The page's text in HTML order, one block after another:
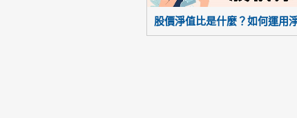
股價淨值比是什麼？如何運用